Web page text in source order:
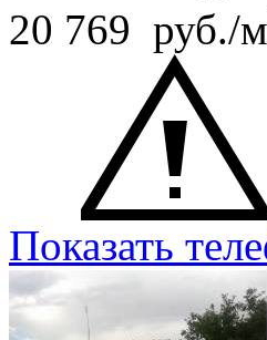
20 769 руб./м
Показать